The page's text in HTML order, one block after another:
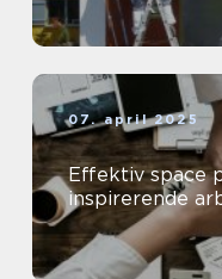
07. april 2025
Effektiv space
inspirerende